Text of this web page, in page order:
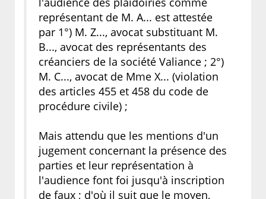
représentant de M. A... est attestée
par 1°) M. Z..., avocat substituant M.
B..., avocat des représentants des
créanciers de la société Valiance ; 2°)
M. C..., avocat de Mme X... (violation
des articles 455 et 458 du code de
procédure civile) ;
Mais attendu que les mentions d'un
jugement concernant la présence des
parties et leur représentation à
l'audience font foi jusqu'à inscription
de faux ; d'où il suit que le moyen,